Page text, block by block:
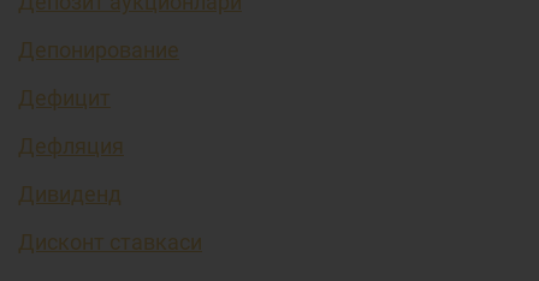
Депонирование
Дефицит
Дефляция
Дивиденд
Дисконт ставкаси